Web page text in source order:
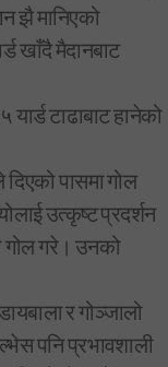
झै मानिएको
खाँदै मैदानबाट
टाढाबाट हानेको
पासमा गोल
उत्कृष्ट प्रदर्शन
गोल गरे। उनको
र गोञ्जालो
पनि प्रभावशाली